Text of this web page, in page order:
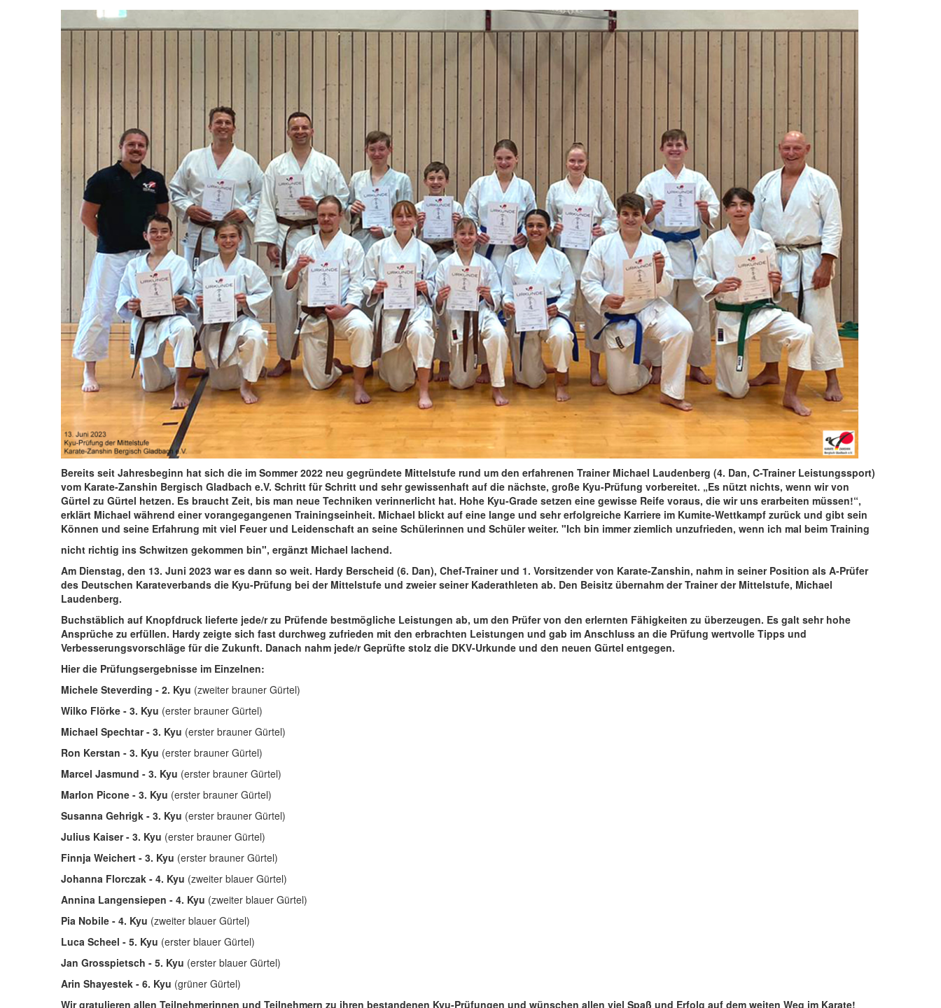
Bereits seit Jahresbeginn hat sich die im Sommer 2022 neu gegründete Mittelstufe rund um den erfahrenen Trainer Michael Laudenberg (4. Dan, C-Trainer Leistungssport)
vom Karate-Zanshin Bergisch Gladbach e.V. Schritt für Schritt und sehr gewissenhaft auf die nächste, große Kyu-Prüfung vorbereitet. „Es nützt nichts, wenn wir von
Gürtel zu Gürtel hetzen. Es braucht Zeit, bis man neue Techniken verinnerlicht hat. Hohe Kyu-Grade setzen eine gewisse Reife voraus, die wir uns erarbeiten müssen!“,
erklärt Michael während einer vorangegangenen Trainingseinheit. Michael blickt auf eine lange und sehr erfolgreiche Karriere im Kumite-Wettkampf zurück und gibt sein
Können und seine Erfahrung mit viel Feuer und Leidenschaft an seine Schülerinnen und Schüler weiter. "Ich bin immer ziemlich unzufrieden, wenn ich mal beim Training
nicht richtig ins Schwitzen gekommen bin", ergänzt Michael lachend.
Am Dienstag, den 13. Juni 2023 war es dann so weit. Hardy Berscheid (6. Dan), Chef-Trainer und 1. Vorsitzender von Karate-Zanshin, nahm in seiner Position als A-Prüfer
des Deutschen Karateverbands die Kyu-Prüfung bei der Mittelstufe und zweier seiner Kaderathleten ab. Den Beisitz übernahm der Trainer der Mittelstufe, Michael
Laudenberg.
Buchstäblich auf Knopfdruck lieferte jede/r zu Prüfende bestmögliche Leistungen ab, um den Prüfer von den erlernten Fähigkeiten zu überzeugen. Es galt sehr hohe
Ansprüche zu erfüllen. Hardy zeigte sich fast durchweg zufrieden mit den erbrachten Leistungen und gab im Anschluss an die Prüfung wertvolle Tipps und
Verbesserungsvorschläge für die Zukunft. Danach nahm jede/r Geprüfte stolz die DKV-Urkunde und den neuen Gürtel entgegen.
Hier die Prüfungsergebnisse im Einzelnen:
Michele Steverding - 2. Kyu (zweiter brauner Gürtel)
Wilko Flörke - 3. Kyu (erster brauner Gürtel)
Michael Spechtar - 3. Kyu (erster brauner Gürtel)
Ron Kerstan - 3. Kyu (erster brauner Gürtel)
Marcel Jasmund - 3. Kyu (erster brauner Gürtel)
Marlon Picone - 3. Kyu (erster brauner Gürtel)
Susanna Gehrigk - 3. Kyu (erster brauner Gürtel)
Julius Kaiser - 3. Kyu (erster brauner Gürtel)
Finnja Weichert - 3. Kyu (erster brauner Gürtel)
Johanna Florczak - 4. Kyu (zweiter blauer Gürtel)
Annina Langensiepen - 4. Kyu (zweiter blauer Gürtel)
Pia Nobile - 4. Kyu (zweiter blauer Gürtel)
Luca Scheel - 5. Kyu (erster blauer Gürtel)
Jan Grosspietsch - 5. Kyu (erster blauer Gürtel)
Arin Shayestek - 6. Kyu (grüner Gürtel)
Wir gratulieren allen Teilnehmerinnen und Teilnehmern zu ihren bestandenen Kyu-Prüfungen und wünschen allen viel Spaß und Erfolg auf dem weiten Weg im Karate!